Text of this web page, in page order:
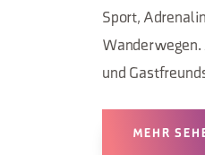
Sport,
Wanderwegen.
und
MEHR